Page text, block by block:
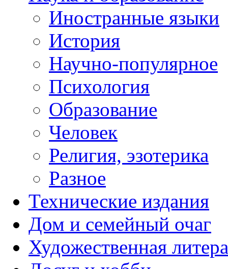
Иностранные языки
История
Научно-популярное
Психология
Образование
Человек
Религия, эзотерика
Разное
Технические издания
Дом и семейный очаг
Художественная